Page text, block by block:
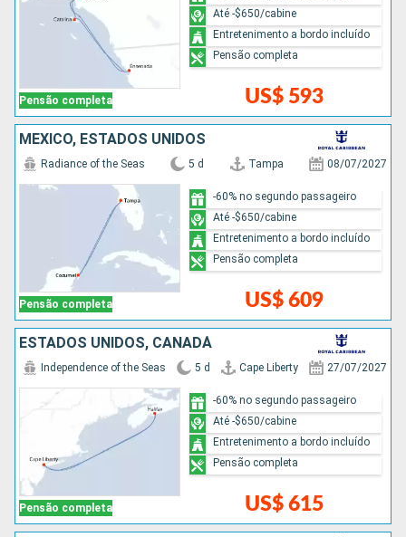
Pensão completa US$ 593
Até -$650/cabine
Entretenimento a bordo incluído
Pensão completa
MÉXICO, ESTADOS UNIDOS
Pensão completa
Radiance of the Seas 5 d Tampa 08/07/2027
US$ 609
-60% no segundo passageiro
Até -$650/cabine
Entretenimento a bordo incluído
Pensão completa
ESTADOS UNIDOS, CANADÁ
Pensão completa
Independence of the Seas 5 d Cape Liberty 27/07/2027
US$ 615
-60% no segundo passageiro
Até -$650/cabine
Entretenimento a bordo incluído
Pensão completa